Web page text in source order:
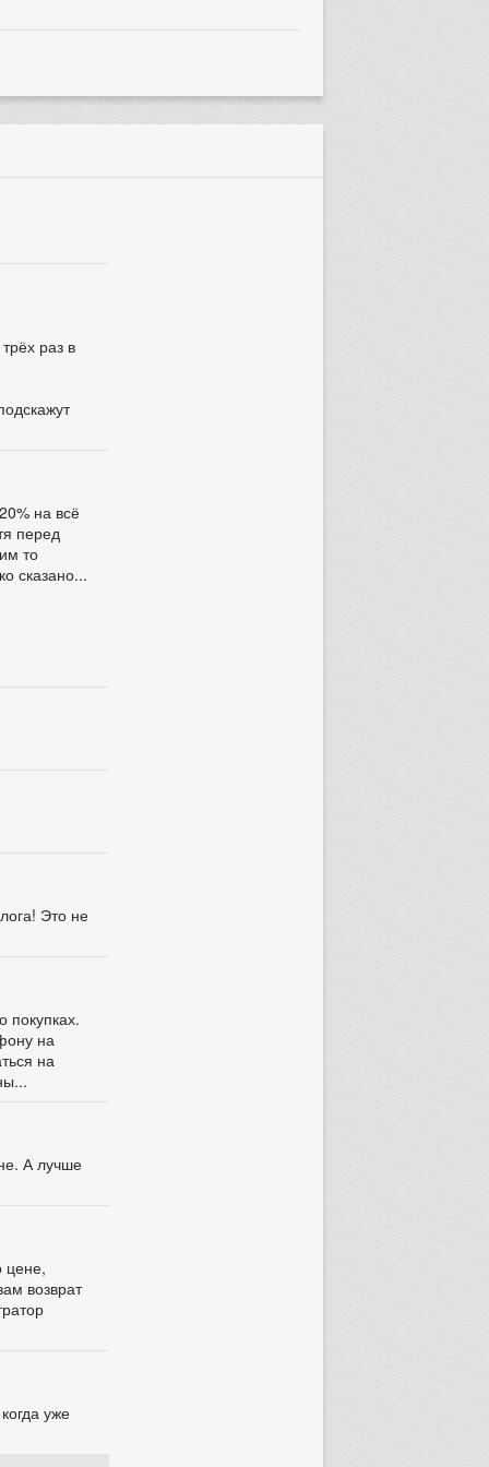
раз в
на всё
перед
то
сказано...
Это не
покупках.
на
на
А лучше
цене,
возврат
уже